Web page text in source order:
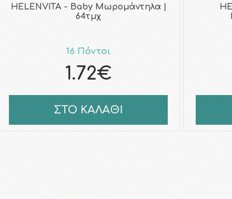
HELENVITA - Baby Μωρομάντηλα |
64τμχ
16 Πόντοι
1.72€
ΣΤΟ ΚΑΛΑΘΙ